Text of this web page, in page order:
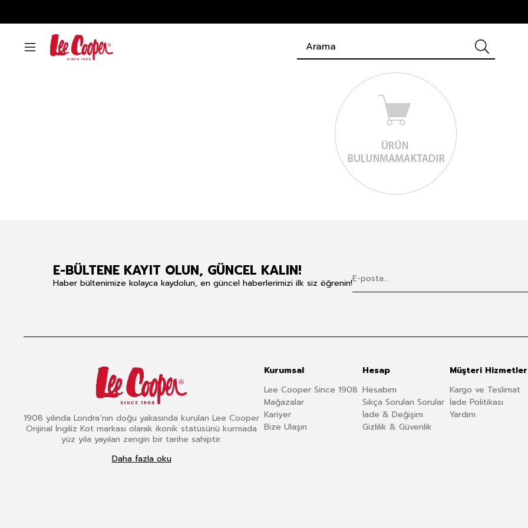
E-BÜLTENE KAYIT OLUN, GÜNCEL KALIN!
Haber bültenimize kolayca kaydolun, en güncel haberlerimizi ilk siz öğrenin!
1908 yılında Londra’nın doğu yakasında kurulan Lee Cooper
Orijinal İngiliz Kot markası olarak ikonik statüsünü kurmada
yüz yıla yayılan zengin bir tarihe sahiptir.
Daha fazla oku
Kurumsal
Lee Cooper Since 1908
Mağazalar
Kariyer
Bize Ulaşın
Hesap
Hesabım
Sıkça Sorulan Sorular
İade & Değişim
Gizlilik & Güvenlik
Müşteri
Kargo ve Teslimat
İade Politikası
Yardım